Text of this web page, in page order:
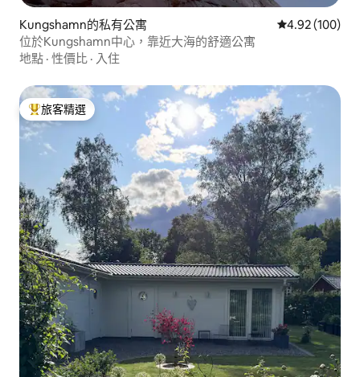
Kungshamn的私有公寓 從 100 則評價
4.92 (100)
位於Kungshamn中心，靠近大海的舒適公寓
地點 · 性價比 · 入住
旅客精選榜首
旅客精選